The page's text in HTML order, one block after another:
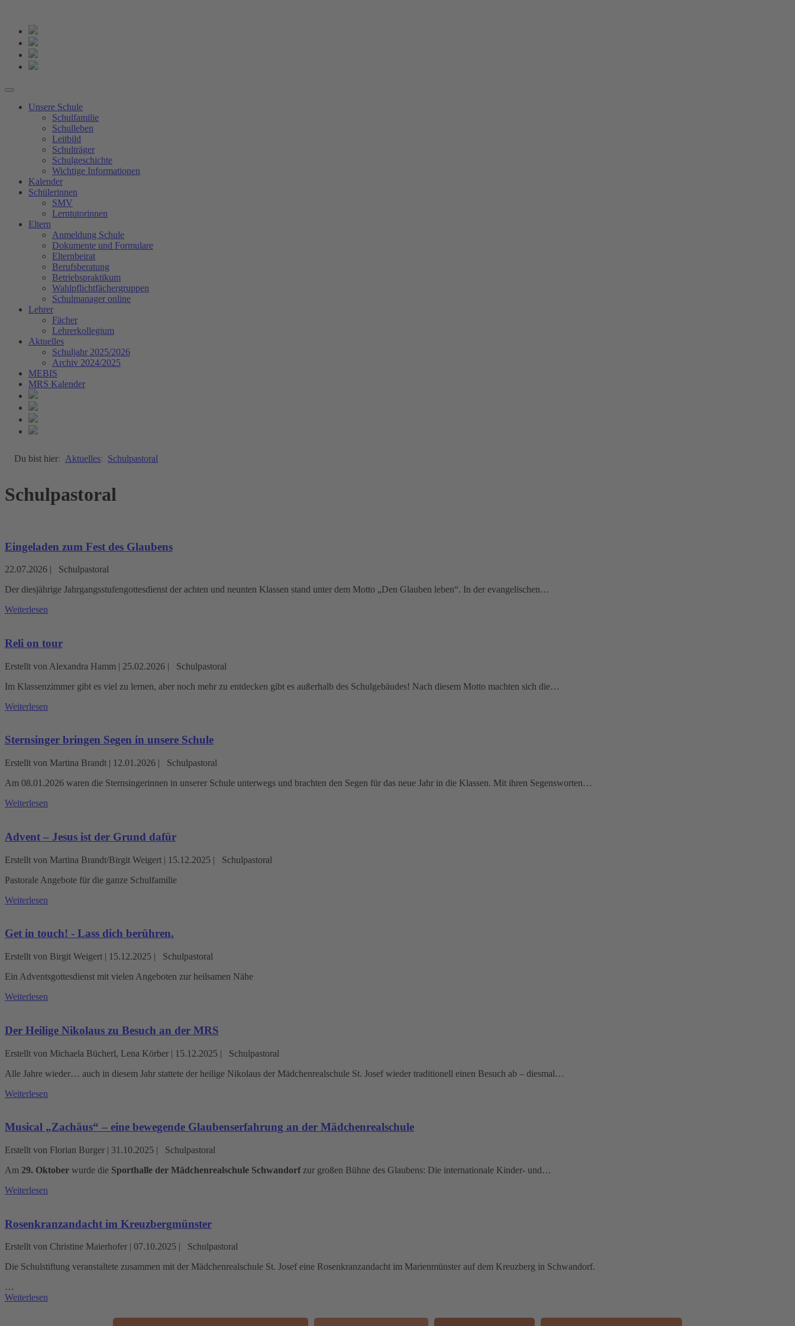
Unsere Schule
Schulfamilie
Schulleben
Leitbild
Schulträger
Schulgeschichte
Wichtige Informationen
Kalender
Schülerinnen
SMV
Lerntutorinnen
Eltern
Anmeldung Schule
Dokumente und Formulare
Elternbeirat
Berufsberatung
Betriebspraktikum
Wahlpflichtfächergruppen
Schulmanager online
Lehrer
Fächer
Lehrerkollegium
Aktuelles
Schuljahr 2025/2026
Archiv 2024/2025
MEBIS
MRS Kalender
Du bist hier Aktuelles Schulpastoral
Schulpastoral
Eingeladen zum Fest des Glaubens
22.07.2026 |
Schulpastoral
Der diesjährige Jahrgangsstufengottesdienst der achten und neunten Klassen stand unter dem Motto „Den Glauben leben“. In der evangelischen…
Weiterlesen
Reli on tour
Erstellt von Alexandra Hamm | 25.02.2026 |
Schulpastoral
Im Klassenzimmer gibt es viel zu lernen, aber noch mehr zu entdecken gibt es außerhalb des Schulgebäudes! Nach diesem Motto machten sich die…
Weiterlesen
Sternsinger bringen Segen in unsere Schule
Erstellt von Martina Brandt | 12.01.2026 |
Schulpastoral
Am 08.01.2026 waren die Sternsingerinnen in unserer Schule unterwegs und brachten den Segen für das neue Jahr in die Klassen. Mit ihren Segensworten…
Weiterlesen
Advent – Jesus ist der Grund dafür
Erstellt von Martina Brandt/Birgit Weigert | 15.12.2025 |
Schulpastoral
Pastorale Angebote für die ganze Schulfamilie
Weiterlesen
Get in touch! - Lass dich berühren.
Erstellt von Birgit Weigert | 15.12.2025 |
Schulpastoral
Ein Adventsgottesdienst mit vielen Angeboten zur heilsamen Nähe
Weiterlesen
Der Heilige Nikolaus zu Besuch an der MRS
Erstellt von Michaela Bücherl, Lena Körber | 15.12.2025 |
Schulpastoral
Alle Jahre wieder… auch in diesem Jahr stattete der heilige Nikolaus der Mädchenrealschule St. Josef wieder traditionell einen Besuch ab – diesmal…
Weiterlesen
Musical „Zachäus“ – eine bewegende Glaubenserfahrung an der Mädchenrealschule
Erstellt von Florian Burger | 31.10.2025 |
Schulpastoral
Am 29. Oktober wurde die Sporthalle der Mädchenrealschule Schwandorfzur großen Bühne des Glaubens: Die internationale Kinder- und…
Weiterlesen
Rosenkranzandacht im Kreuzbergmünster
Erstellt von Christine Maierhofer | 07.10.2025 |
Schulpastoral
Die Schulstiftung veranstaltete zusammen mit der Mädchenrealschule St. Josef eine Rosenkranzandacht im Marienmünster auf dem Kreuzberg in Schwandorf.
…
Weiterlesen